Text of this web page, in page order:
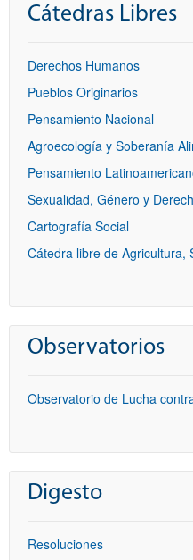
Cátedras Libres
Derechos Humanos
Pueblos Originarios
Pensamiento Nacional
Agroecología y Soberanía
Pensamiento
Sexualidad, Género y
Cartografía Social
Cátedra libre de Agricultura,
Observatorios
Observatorio de Lucha
Digesto
Resoluciones